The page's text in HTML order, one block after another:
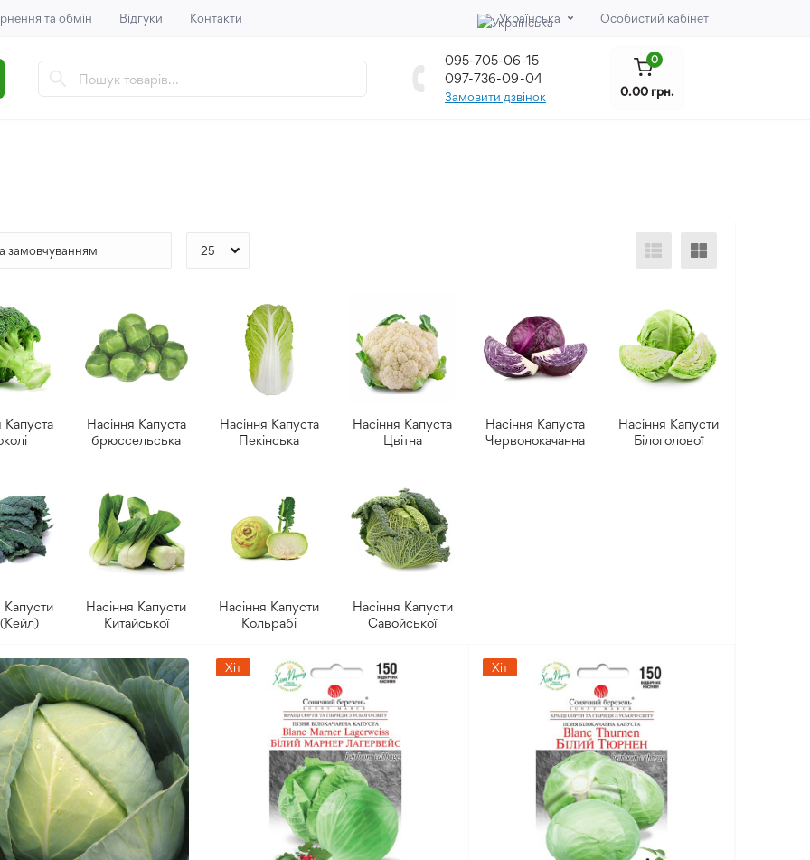
та обмін Відгуки Контакти Українська Особистий кабінет
095-705-06-15
097-736-09-04
Замовити дзвінок
0
0.00 грн.
Капуста
Насіння Капуста
брюссельська
Насіння Капуста
Пекінська
Насіння Капуста
Цвітна
Насіння Капуста
Червонокачанна
Насіння Капусти
Білоголової
Капусти
Насіння Капусти
Китайської
Насіння Капусти
Кольрабі
Насіння Капусти
Савойської
Хіт Хіт